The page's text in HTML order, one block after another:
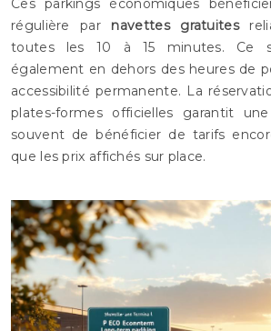
Ces parkings économiques
régulière par navettes gratuites
toutes les 10 à 15 minutes. Ce
également en dehors des heures de
accessibilité permanente. La
plates-formes officielles garantit
souvent de bénéficier de tarifs
que les prix affichés sur place.